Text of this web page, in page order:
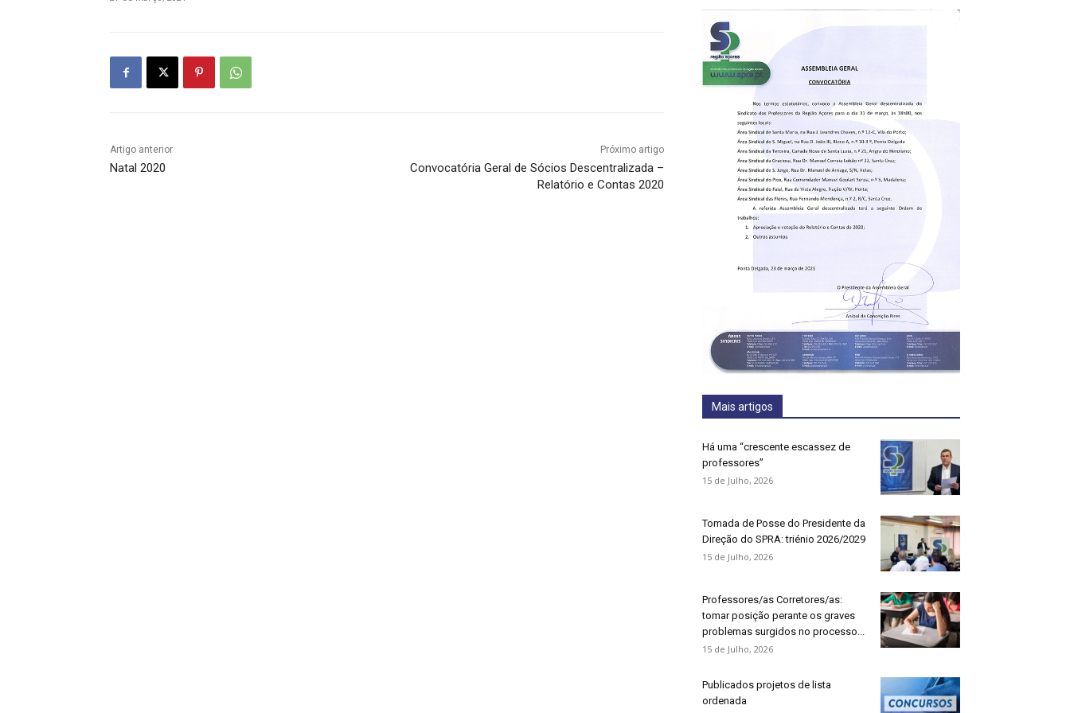
Artigo anterior
Natal 2020
Próximo artigo
Convocatória Geral de Sócios Descentralizada –
Relatório e Contas 2020
Mais artigos
Há uma “crescente escassez de
professores”
15 de Julho, 2026
Tomada de Posse do Presidente da
Direção do SPRA: triénio 2026/2029
15 de Julho, 2026
Professores/as Corretores/as:
tomar posição perante os graves
problemas surgidos no processo...
15 de Julho, 2026
Publicados projetos de lista
ordenada